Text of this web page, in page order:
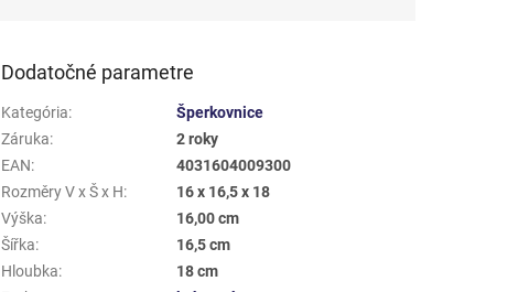
Dodatočné parametre
Kategória:
Šperkovnice
Záruka:
2 roky
EAN:
4031604009300
Rozměry V x Š x H:
16 x 16,5 x 18
Výška:
16,00 cm
Šířka:
16,5 cm
Hloubka:
18 cm